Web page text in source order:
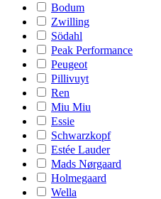
Bodum
Zwilling
Södahl
Peak Performance
Peugeot
Pillivuyt
Ren
Miu Miu
Essie
Schwarzkopf
Estée Lauder
Mads Nørgaard
Holmegaard
Wella